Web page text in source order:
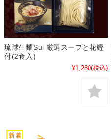
琉球生麺Sui 厳選スープと花鰹
付(2食入)
¥1,280(税込)